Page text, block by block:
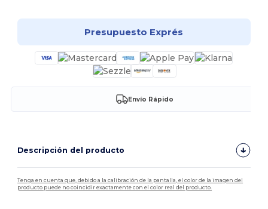
Presupuesto Exprés
Envío Rápido
Descripción del producto
Tenga en cuenta que, debido a la calibración de la pantalla, el color de la imagen del
producto puede no coincidir exactamente con el color real del producto.